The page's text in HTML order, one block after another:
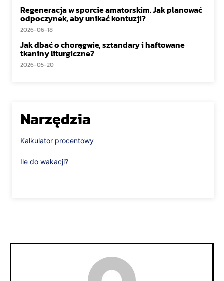
Regeneracja w sporcie amatorskim. Jak planować
odpoczynek, aby unikać kontuzji?
2026-06-18
Jak dbać o chorągwie, sztandary i haftowane
tkaniny liturgiczne?
2026-05-20
Narzędzia
Kalkulator procentowy
Ile do wakacji?